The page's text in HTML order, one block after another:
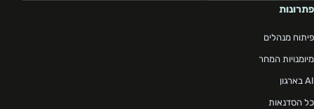
פתרונות
פיתוח מנהלים
מיומנויות המחר
AI בארגון
כל הסדנאות